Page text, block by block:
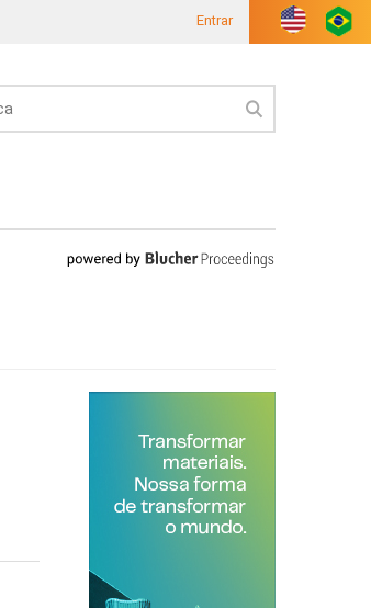
Entrar